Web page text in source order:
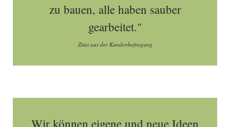
zu bauen, alle haben sauber
gearbeitet."
Zitat aus der Kundenbefragung
Wir können eigene und neue Ideen